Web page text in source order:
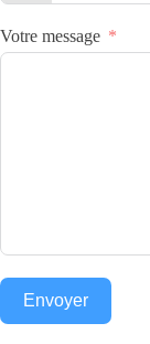
Votre message
Envoyer